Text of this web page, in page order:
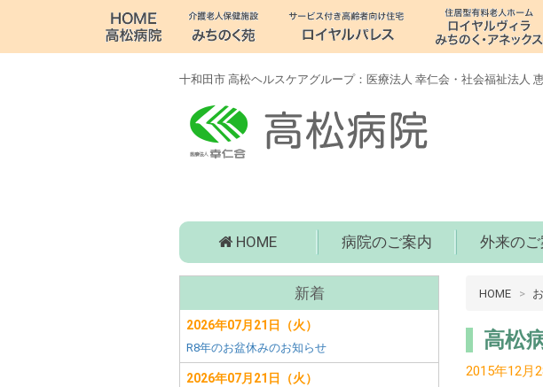
和
十和田市 高松ヘルスケアグループ：医療法人 幸仁会・社会福祉法人
高
松
病
(青
森
県
十
HOME 病院のご案内 外来の
病
介
護
十
HOME
高松
2015年12月
ブ
メ
ニ
ュ
新着
2026年07月21日（火）
R8年のお盆休みのお知らせ
2026年07月21日（火）